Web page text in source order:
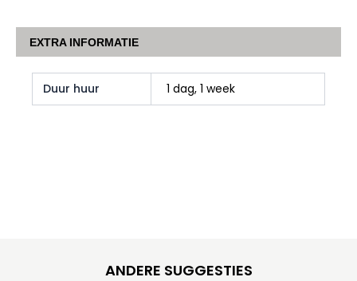
EXTRA INFORMATIE
Duur huur 1 dag, 1 week
ANDERE SUGGESTIES